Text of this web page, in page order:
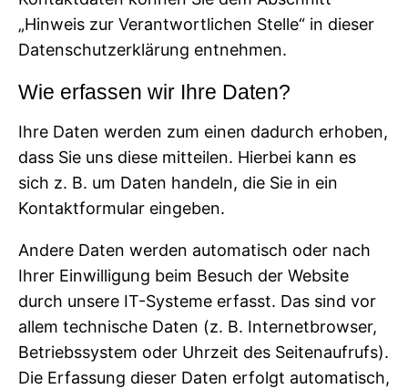
„Hinweis zur Verantwortlichen Stelle“ in dieser
Datenschutzerklärung entnehmen.
Wie erfassen wir Ihre Daten?
Ihre Daten werden zum einen dadurch erhoben,
dass Sie uns diese mitteilen. Hierbei kann es
sich z. B. um Daten handeln, die Sie in ein
Kontaktformular eingeben.
Andere Daten werden automatisch oder nach
Ihrer Einwilligung beim Besuch der Website
durch unsere IT-Systeme erfasst. Das sind vor
allem technische Daten (z. B. Internetbrowser,
Betriebssystem oder Uhrzeit des Seitenaufrufs).
Die Erfassung dieser Daten erfolgt automatisch,